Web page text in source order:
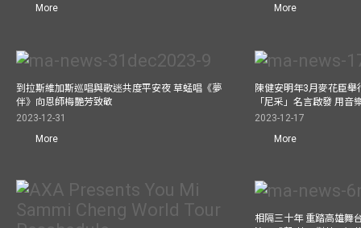
More
More
到拉斯維加斯巡唱與歌迷共度平安夜 草蜢唱《夢
伴》向恩師梅艷芳致敬
2023-12-31
More
陳健安明年3月麥花臣
「尼采」名言啟發 用音
2023-12-17
More
相隔三十年 重踏高雄舞